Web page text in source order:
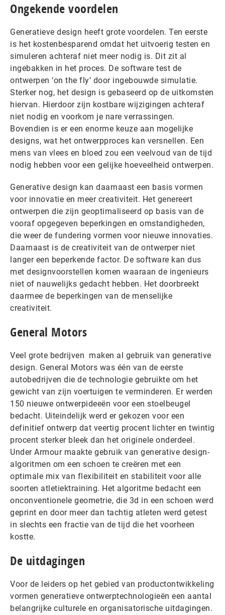
Ongekende voordelen
Generatieve design heeft grote voordelen. Ten eerste
is het kostenbesparend omdat het uitvoerig testen en
simuleren achteraf niet meer nodig is. Dit zit al
ingebakken in het proces. De software test de
ontwerpen ‘on the fly’ door ingebouwde simulatie.
Sterker nog, het design is gebaseerd op de uitkomsten
hiervan. Hierdoor zijn kostbare wijzigingen achteraf
niet nodig en voorkom je nare verrassingen.
Bovendien is er een enorme keuze aan mogelijke
designs, wat het ontwerpproces kan versnellen. Een
mens van vlees en bloed zou een veelvoud van de tijd
nodig hebben voor een gelijke hoeveelheid ontwerpen.
Generative design kan daarnaast een basis vormen
voor innovatie en meer creativiteit. Het genereert
ontwerpen die zijn geoptimaliseerd op basis van de
vooraf opgegeven beperkingen en omstandigheden,
die weer de fundering vormen voor nieuwe innovaties.
Daarnaast is de creativiteit van de ontwerper niet
langer een beperkende factor. De software kan dus
met designvoorstellen komen waaraan de ingenieurs
niet of nauwelijks gedacht hebben. Het doorbreekt
daarmee de beperkingen van de menselijke
creativiteit.
General Motors
Veel grote bedrijven maken al gebruik van generative
design. General Motors was één van de eerste
autobedrijven die de technologie gebruikte om het
gewicht van zijn voertuigen te verminderen. Er werden
150 nieuwe ontwerpideeën voor een stoelbeugel
bedacht. Uiteindelijk werd er gekozen voor een
definitief ontwerp dat veertig procent lichter en twintig
procent sterker bleek dan het originele onderdeel.
Under Armour maakte gebruik van generative design-
algoritmen om een schoen te creëren met een
optimale mix van flexibiliteit en stabiliteit voor alle
soorten atletiektraining. Het algoritme bedacht een
onconventionele geometrie, die 3d in een schoen werd
geprint en door meer dan tachtig atleten werd getest
in slechts een fractie van de tijd die het voorheen
kostte.
De uitdagingen
Voor de leiders op het gebied van productontwikkeling
vormen generatieve ontwerptechnologieën een aantal
belangrijke culturele en organisatorische uitdagingen.